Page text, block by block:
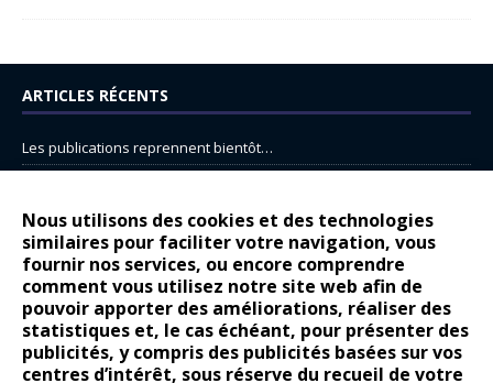
Nous utilisons des cookies et des technologies
similaires pour faciliter votre navigation, vous
fournir nos services, ou encore comprendre
comment vous utilisez notre site web afin de
pouvoir apporter des améliorations, réaliser des
statistiques et, le cas échéant, pour présenter des
publicités, y compris des publicités basées sur vos
centres d’intérêt, sous réserve du recueil de votre
ARTICLES RÉCENTS
Les publications reprennent bientôt…
14 juillet : nouveau film de marque pour Citroën
Renault Espace : voyage, voyage…
Peugeot E-208 GTi : naissance d’une légende
COMMENTAIRES RÉCENTS